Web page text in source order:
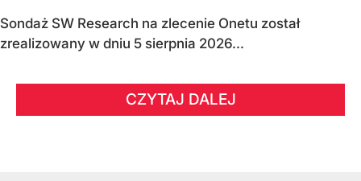
Sondaż SW Research na zlecenie Onetu został
zrealizowany w dniu 5 sierpnia 2026...
CZYTAJ DALEJ